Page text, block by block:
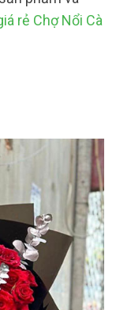
rẻ Chợ Nổi Cà